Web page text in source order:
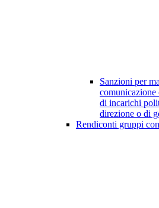
Sanzioni per
comunicazione
di incarichi
direzione o di
Rendiconti gruppi